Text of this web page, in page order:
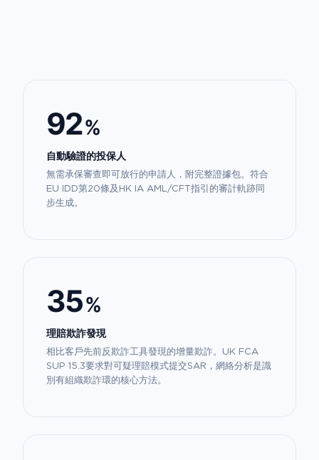
92%
自動驗證的投保人
無需承保審查即可放行的申請人，附完整證據包。符合
EU IDD第20條及HK IA AML/CFT指引的審計軌跡同
步生成。
35%
理賠欺詐發現
相比客戶先前反欺詐工具發現的增量欺詐。UK FCA
SUP 15.3要求對可疑理賠模式提交SAR，網絡分析是識
別有組織欺詐環的核心方法。